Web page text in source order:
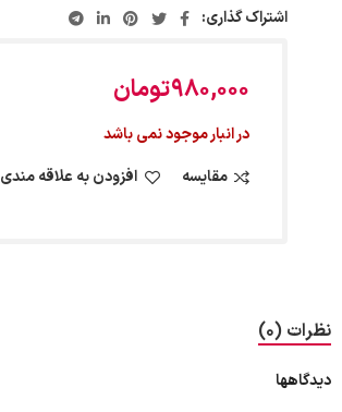
اشتراک گذاری:
۹۸۰,۰۰۰تومان
در انبار موجود نمی باشد
مقایسه
افزودن به علاقه مندی
نظرات (0)
دیدگاهها